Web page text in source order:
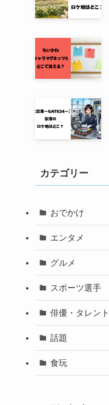
カテゴリー
おでかけ
エンタメ
グルメ
スポーツ選手
俳優・タレン
話題
食玩